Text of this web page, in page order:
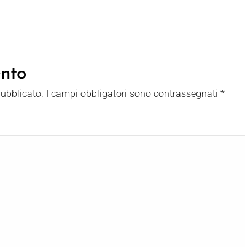
I campi obbligatori sono contrassegnati*